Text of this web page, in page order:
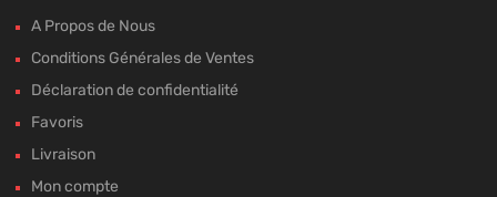
A Propos de Nous
Conditions Générales de Ventes
Déclaration de confidentialité
Favoris
Livraison
Mon compte